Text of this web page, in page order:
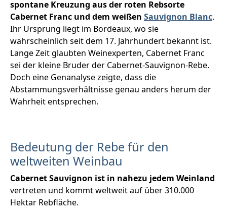
spontane Kreuzung aus der roten Rebsorte
Cabernet Franc und dem weißen Sauvignon Blanc.
Ihr Ursprung liegt im Bordeaux, wo sie
wahrscheinlich seit dem 17. Jahrhundert bekannt ist.
Lange Zeit glaubten Weinexperten, Cabernet Franc
sei der kleine Bruder der Cabernet-Sauvignon-Rebe.
Doch eine Genanalyse zeigte, dass die
Abstammungsverhältnisse genau anders herum der
Wahrheit entsprechen.
Bedeutung der Rebe für den
weltweiten Weinbau
Cabernet Sauvignon ist in nahezu jedem Weinland
vertreten und kommt weltweit auf über 310.000
Hektar Rebfläche.